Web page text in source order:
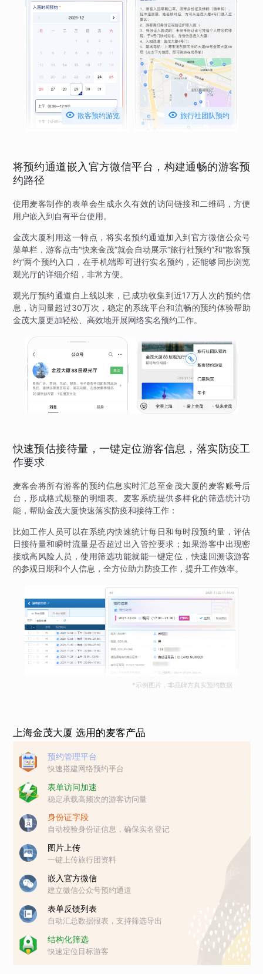
 散客预约游览  旅行社团队预约
将预约通道嵌入官方微信平台，构建通畅的游客预
约路径
使用麦客制作的表单会生成永久有效的访问链接和二维码，方便
用户嵌入到自有平台使用。
金茂大厦利用这一特点，将实名预约通道加入到官方微信公众号
菜单栏，游客点击“快来金茂”就会自动展示“旅行社预约”和“散客预
约”两个预约入口，在手机端即可进行实名预约，还能够同步浏览
观光厅的详细介绍，非常方便。
观光厅预约通道自上线以来，已成功收集到近17万人次的预约信
息，访问量超过30万次，稳定的系统平台和流畅的预约体验帮助
金茂大厦更加轻松、高效地开展网络实名预约工作。
快速预估接待量，一键定位游客信息，落实防疫工
作要求
麦客会将所有游客的预约信息实时汇总至金茂大厦的麦客账号后
台，形成格式规整的明细表。麦客系统提供多样化的筛选统计功
能，帮助金茂大厦快速落实防疫和接待工作：
比如工作人员可以在系统内快速统计每日和每时段预约量，评估
日接待量和瞬时流量是否超过出入管控要求；如果游客中出现密
接或高风险人员，使用筛选功能就能一键定位，快速回溯该游客
的参观日期和个人信息，全方位助力防疫工作，提升工作效率。
*示例图片，非品牌方真实预约数据
上海金茂大厦 选用的麦客产品
预约管理平台
快速搭建网络预约平台
表单访问加速
稳定承载高频次的游客访问量
身份证字段
自动校验身份证信息，确保实名登记
图片上传
一键上传旅行团资料
嵌入官方微信
建立微信公众号预约通道
表单反馈列表
自动汇总数据报表，支持筛选导出
结构化筛选
快速定位目标游客